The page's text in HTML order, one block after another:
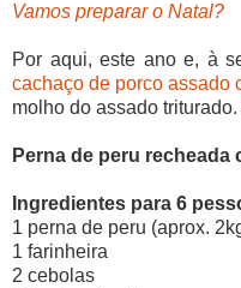
Vamos preparar o Natal?
Por aqui, este ano e, à
cachaço de porco assado
molho do assado
Perna de peru recheada
Ingredientes para 6
1 perna de peru (aprox.
1 farinheira
2 cebolas